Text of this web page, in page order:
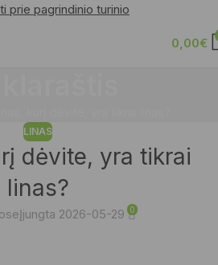
prie pagrindinio turinio
0,00€
LINAS
dėvite, yra tikrai
linas?
Įjungta 2026-05-29 0